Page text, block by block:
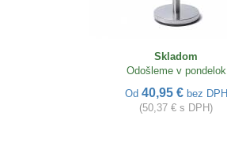
Skladom
Odošleme v pondelok
Od 40,95 € bez DPH
(50,37 € s DPH)